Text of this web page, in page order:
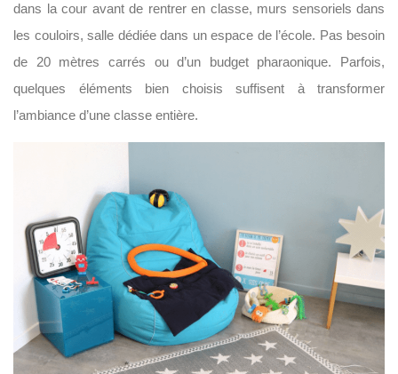
dans la cour avant de rentrer en classe, murs sensoriels dans
les couloirs, salle dédiée dans un espace de l’école. Pas besoin
de 20 mètres carrés ou d’un budget pharaonique. Parfois,
quelques éléments bien choisis suffisent à transformer
l’ambiance d’une classe entière.